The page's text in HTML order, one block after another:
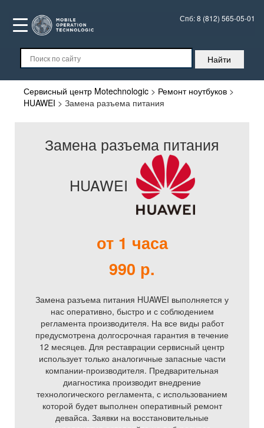
Спб:8 (812) 565-05-01
Сервисный центр Motechnologic > Ремонт ноутбуков >
HUAWEI > Замена разъема питания
Замена разъема питания
HUAWEI
от 1 часа
990 р.
Замена разъема питания HUAWEI выполняется у
нас оперативно, быстро и с соблюдением
регламента производителя. На все виды работ
предусмотрена долгосрочная гарантия в течение
12 месяцев. Для реставрации сервисный центр
использует только аналогичные запасные части
компании-производителя. Предварительная
диагностика производит внедрение
технологического регламента, с использованием
которой будет выполнен оперативный ремонт
девайса. Заявки на восстановительные